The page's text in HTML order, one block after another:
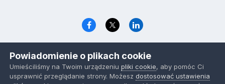
www.optymalizacja.com
Powered by Invision Community
Powiadomienie o plikach cookie
Umieściliśmy na Twoim urządzeniupliki cookie, aby pomóc Ci
usprawnić przeglądanie strony. Możeszdostosować ustawienia